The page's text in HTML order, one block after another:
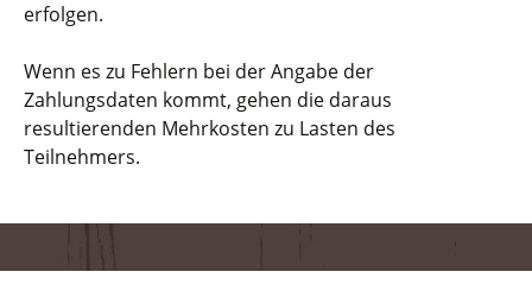
erfolgen.
Wenn es zu Fehlern bei der Angabe der
Zahlungsdaten kommt, gehen die daraus
resultierenden Mehrkosten zu Lasten des
Teilnehmers.